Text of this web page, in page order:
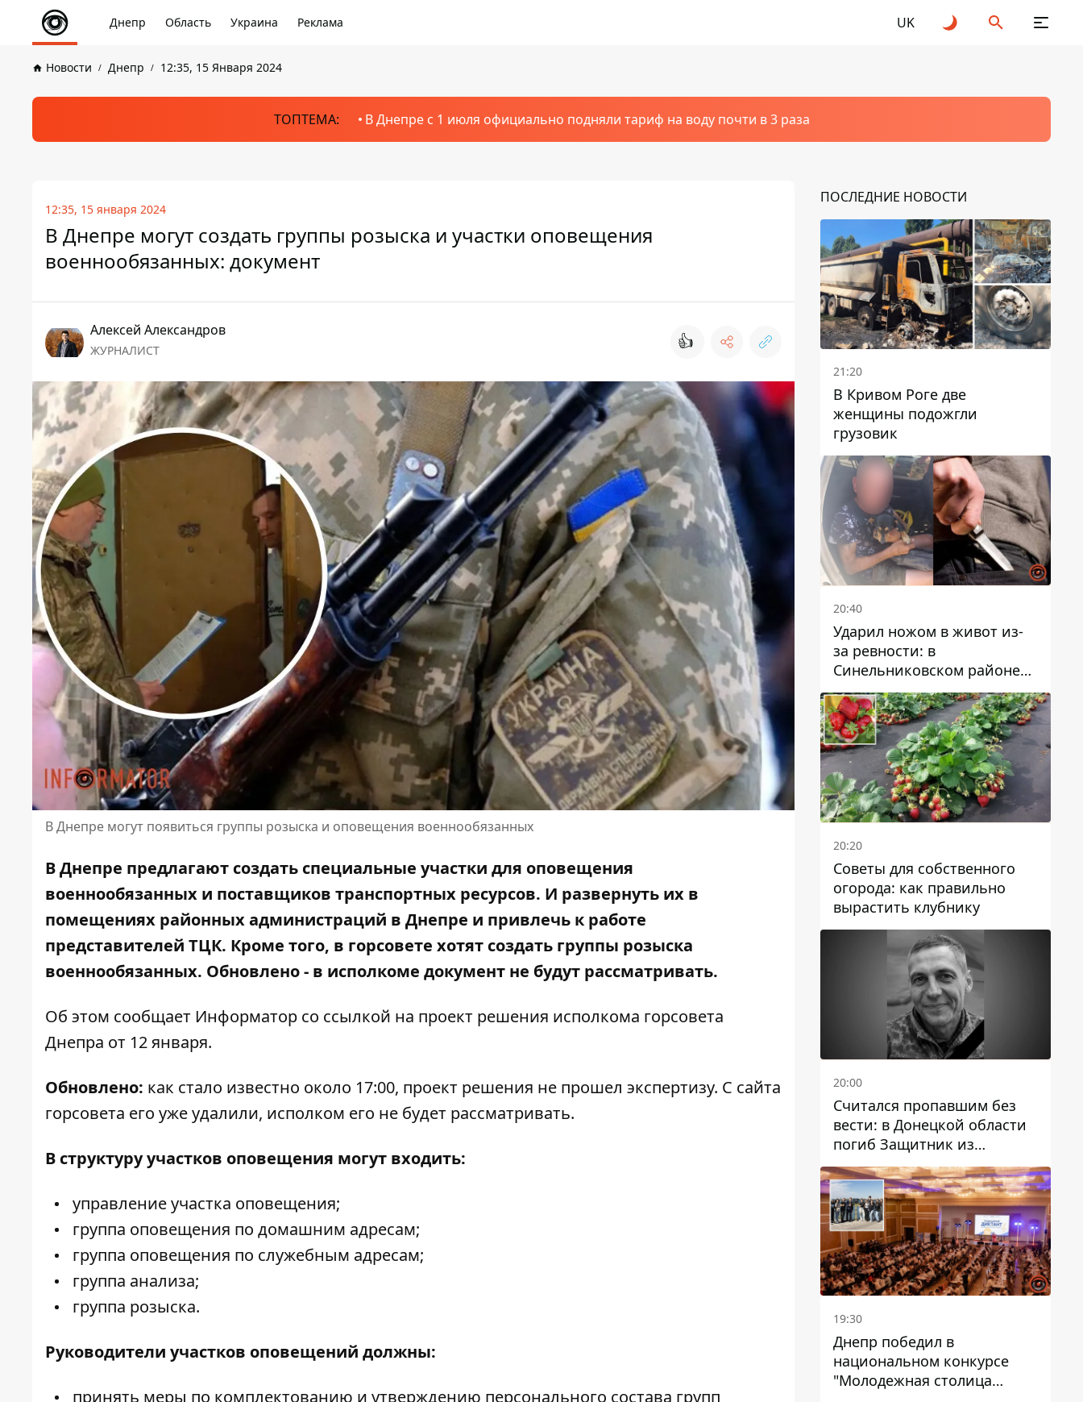
Днепр Область Украина Реклама UK
Новости Днепр 12:35, 15 Января 2024
ТОПТЕМА: В Днепре с 1 июля официально подняли тариф на воду почти в 3 раза
12:35, 15 января 2024
В Днепре могут создать группы розыска и участки оповещения
военнообязанных: документ
Алексей Александров
ЖУРНАЛИСТ 👍
В Днепре могут появиться группы розыска и оповещения военнообязанных
В Днепре предлагают создать специальные участки для оповещения
военнообязанных и поставщиков транспортных ресурсов. И развернуть их в
помещениях районных администраций в Днепре и привлечь к работе
представителей ТЦК. Кроме того, в горсовете хотят создать группы розыска
военнообязанных. Обновлено - в исполкоме документ не будут рассматривать.
Об этом сообщает Информатор со ссылкой на проект решения исполкома горсовета
Днепра от 12 января.
Обновлено: как стало известно около 17:00, проект решения не прошел экспертизу. С сайта
горсовета его уже удалили, исполком его не будет рассматривать.
В структуру участков оповещения могут входить:
управление участка оповещения;
группа оповещения по домашним адресам;
группа оповещения по служебным адресам;
группа анализа;
группа розыска.
Руководители участков оповещений должны:
принять меры по комплектованию и утверждению персонального состава групп
ПОСЛЕДНИЕ НОВОСТИ
21:20
В Кривом Роге две
женщины подожгли
грузовик
20:40
Ударил ножом в живот из-
за ревности: в
Синельниковском районе
задержали 49-летнего
мужчину за убийство
20:20
Советы для собственного
огорода: как правильно
вырастить клубнику
20:00
Считался пропавшим без
вести: в Донецкой области
погиб Защитник из
Каменского Антон
Красовский
19:30
Днепр победил в
национальном конкурсе
"Молодежная столица